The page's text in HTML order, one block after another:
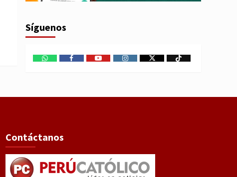
Síguenos
WhatsAppFacebookYoutubeInstagram
X TikTok
Contáctanos